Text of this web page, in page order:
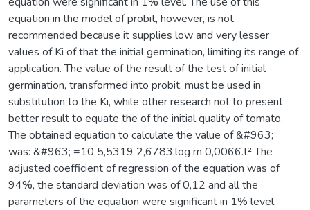
equation in the model of probit, however, is not
recommended because it supplies low and very lesser
values of Ki of that the initial germination, limiting its range of
application. The value of the result of the test of initial
germination, transformed into probit, must be used in
substitution to the Ki, while other research not to present
better result to equate the of the initial quality of tomato.
The obtained equation to calculate the value of &#963;
was: &#963; =10 5,5319 2,6783.log m 0,0066.t² The
adjusted coefficient of regression of the equation was of
94%, the standard deviation was of 0,12 and all the
parameters of the equation were significant in 1% level.